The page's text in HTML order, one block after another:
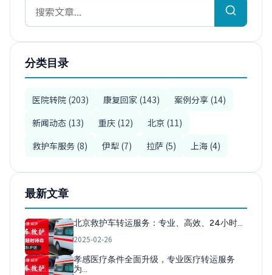
分类目录
医院转院 (203) 康复回家 (143)
案例分享 (14)
新闻动态 (13)
重庆 (12)
北京 (11)
救护车服务 (8)
伊犁 (7) 拉萨 (5) 上海 (4)
最新文章
北京救护车转运服务：专业、高效、24小时…
2025-02-26
孝感医疗条件全面升级，专业医疗转运服务
为…